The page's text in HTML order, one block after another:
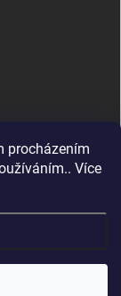
procházením
Více
Kontakty
vyhrazena.